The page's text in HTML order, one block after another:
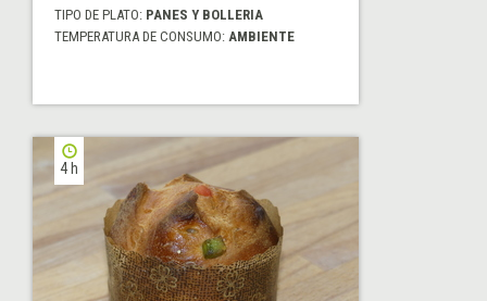
TIPO DE PLATO: PANES Y BOLLERIA
TEMPERATURA DE CONSUMO: AMBIENTE
4 h